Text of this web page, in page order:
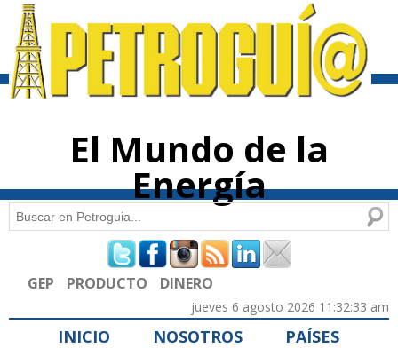
contenido
El Mundo de la
Energía
Formulario de búsqueda
Buscar
GEP PRODUCTO DINERO
jueves 6 agosto 2026 11:32:33 am
INICIO NOSOTROS
PAÍSES